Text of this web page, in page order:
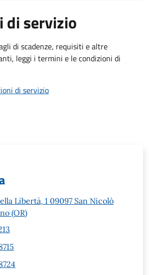
di servizio
di scadenze, requisiti e altre
leggi i termini e le condizioni di
di servizio
Libertà, 1 09097 San Nicolò
(OR)